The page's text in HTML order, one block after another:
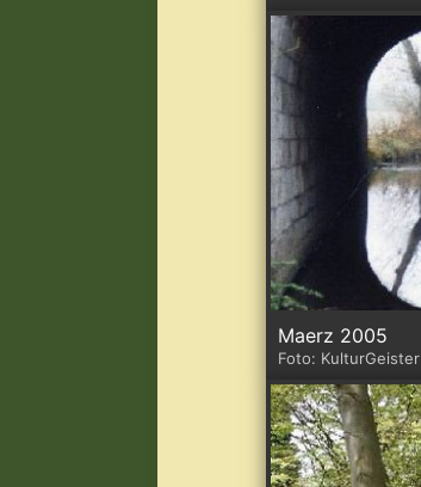
Maerz 2005
Foto: KulturGeister